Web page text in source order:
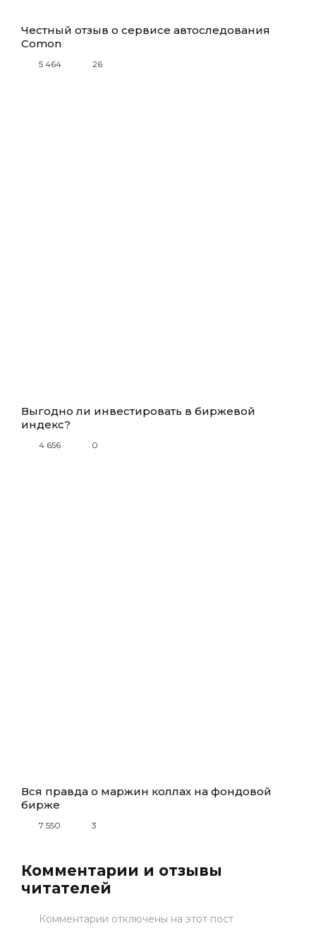
Честный отзыв о сервисе автоследования
Comon
5 464 26
Выгодно ли инвестировать в биржевой
индекс?
4 656 0
Вся правда о маржин коллах на фондовой
бирже
7 550 3
Комментарии и отзывы
читателей
Комментарии отключены на этот пост